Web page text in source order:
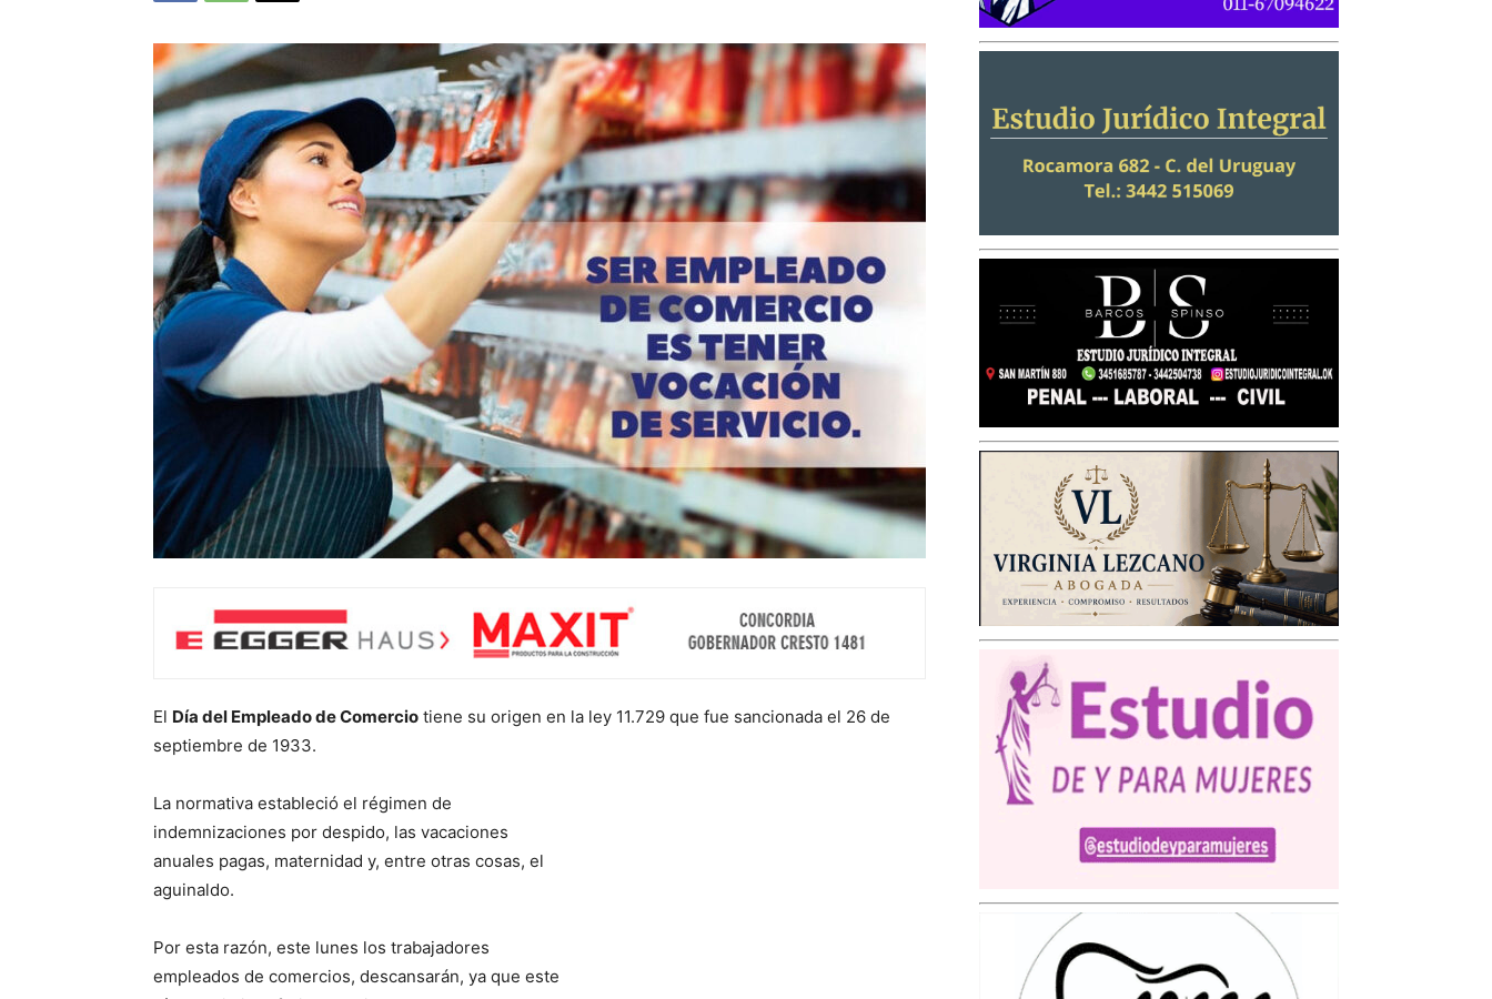
El Día del Empleado de Comercio tiene su origen en la ley 11.729 que fue sancionada el 26 de
septiembre de 1933.
La normativa estableció el régimen de
indemnizaciones por despido, las vacaciones
anuales pagas, maternidad y, entre otras cosas, el
aguinaldo.
Por esta razón, este lunes los trabajadores
empleados de comercios, descansarán, ya que este